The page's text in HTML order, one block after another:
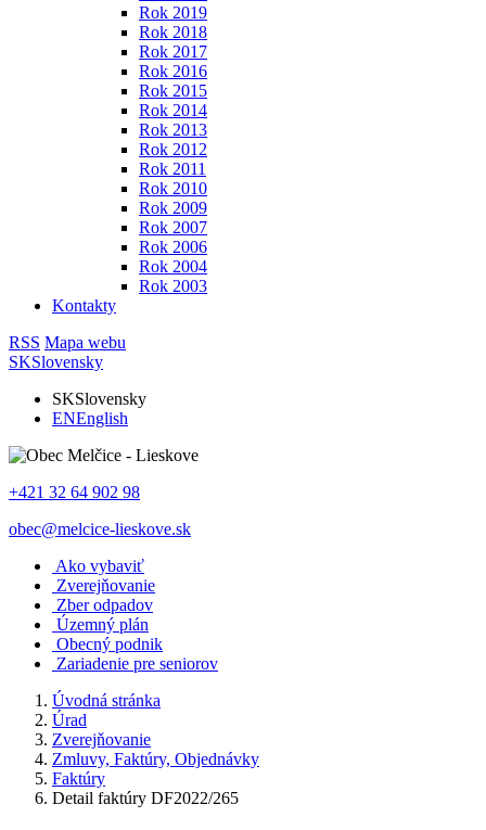
Rok 2019
Rok 2018
Rok 2017
Rok 2016
Rok 2015
Rok 2014
Rok 2013
Rok 2012
Rok 2011
Rok 2010
Rok 2009
Rok 2007
Rok 2006
Rok 2004
Rok 2003
Kontakty
RSS Mapa webu
SKSlovensky
SKSlovensky
ENEnglish
+421 32 64 902 98
obec@melcice-lieskove.sk
Ako vybaviť
Zverejňovanie
Zber odpadov
Územný plán
Obecný podnik
Zariadenie pre seniorov
Úvodná stránka
Úrad
Zverejňovanie
Zmluvy, Faktúry, Objednávky
Faktúry
Detail faktúry DF2022/265